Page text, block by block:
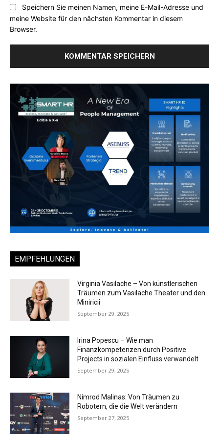
Speichern Sie meinen Namen, meine E-Mail-Adresse und
meine Website für den nächsten Kommentar in diesem
Browser.
EMPFEHLUNGEN
Virginia Vasilache – Von künstlerischen
Träumen zum Vasilache Theater und den
Miniricii
September 29, 2025
Irina Popescu – Wie man
Finanzkompetenzen durch Positive
Projects in sozialen Einfluss verwandelt
September 29, 2025
Nimrod Malinas: Von Träumen zu
Robotern, die die Welt verändern
September 27, 2025